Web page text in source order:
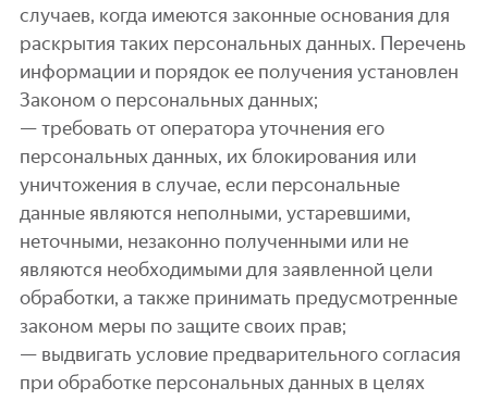
случаев, когда имеются законные основания для
раскрытия таких персональных данных. Перечень
информации и порядок ее получения установлен
Законом о персональных данных;
— требовать от оператора уточнения его
персональных данных, их блокирования или
уничтожения в случае, если персональные
данные являются неполными, устаревшими,
неточными, незаконно полученными или не
являются необходимыми для заявленной цели
обработки, а также принимать предусмотренные
законом меры по защите своих прав;
— выдвигать условие предварительного согласия
при обработке персональных данных в целях